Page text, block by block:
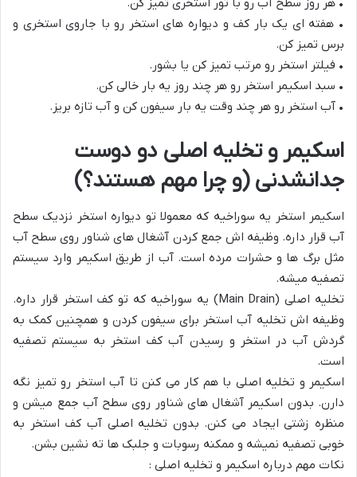
• هفته ای یک بار کف و دیواره های استخر رو با جاروی استخری و
برس تمیز کن.
• فیلتر استخر رو مرتب تمیز کن یا بشور.
• سبد اسکیمر استخر رو هر چند روز یه بار خالی کن.
• آب استخر رو هر چند وقت یه بار سیفون کن و آب تازه بریز.
اسکیمر و تخلیه اصلی دو دوست
جدانشدنی (و چرا مهم هستند؟)
اسکیمر استخر یه سوراخیه که معمولا تو دیواره استخر نزدیک سطح
آب قرار داره. وظیفه اش جمع کردن آشغال های شناور روی سطح آب
مثل برگ ها و حشرات مرده است. آب از طریق اسکیمر وارد سیستم
تصفیه میشه.
تخلیه اصلی (Main Drain) یه سوراخیه که تو کف استخر قرار داره.
وظیفه اش تخلیه آب استخر برای سیفون کردن و همچنین کمک به
گردش آب در استخر و رسیدن آب کف استخر به سیستم تصفیه
است.
اسکیمر و تخلیه اصلی با هم کار می کنن تا آب استخر رو تمیز نگه
دارن. بدون اسکیمر آشغال های شناور روی سطح آب جمع میشن و
منظره زشتی ایجاد می کنن. بدون تخلیه اصلی آب کف استخر به
خوبی تصفیه نمیشه و ممکنه رسوبات و جلبک ها ته نشین بشن.
نکات مهم درباره اسکیمر و تخلیه اصلی :